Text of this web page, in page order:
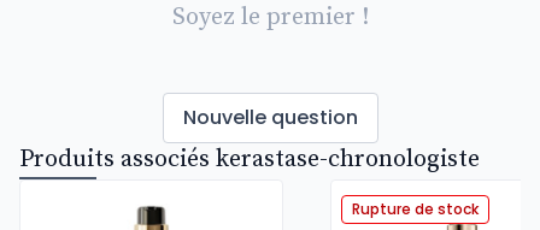
Soyez le premier !
Nouvelle question
Produits associés kerastase-chronologiste
Rupture de stock